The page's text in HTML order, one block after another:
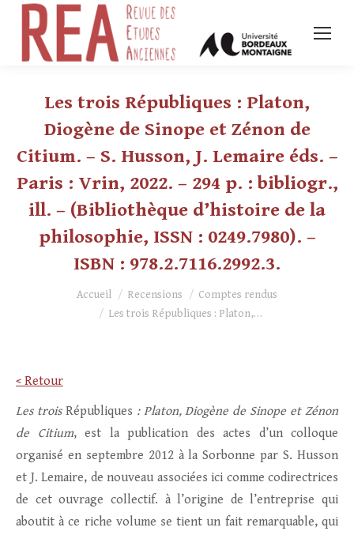
Les trois Républiques : Platon,
Diogène de Sinope et Zénon de
Citium. – S. Husson, J. Lemaire éds. –
Paris : Vrin, 2022. – 294 p. : bibliogr.,
ill. – (Bibliothèque d’histoire de la
philosophie, ISSN : 0249.7980). –
ISBN : 978.2.7116.2992.3.
Vous êtes ici :Accueil Recensions
Comptes rendus
Les trois Républiques : Platon,…
< Retour
Les troisRépubliques : Platon, Diogène de Sinope et Zénon
de Citium, est la publication des actes d’un colloque
organisé en septembre 2012 à la Sorbonne par S. Husson
et J. Lemaire, de nouveau associées ici comme codirectrices
de cet ouvrage collectif. à l’origine de l’entreprise qui
aboutit à ce riche volume se tient un fait remarquable, qui